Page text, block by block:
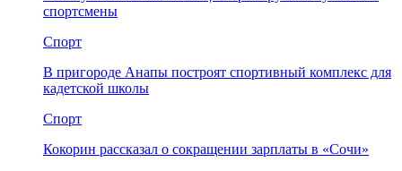
спортсмены
Спорт
В пригороде Анапы построят спортивный комплекс для
кадетской школы
Спорт
Кокорин рассказал о сокращении зарплаты в «Сочи»